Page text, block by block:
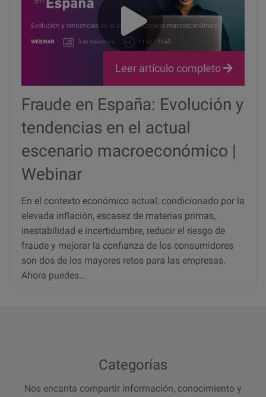
Leer artículo completo
Fraude en España: Evolución y
tendencias en el actual
escenario macroeconómico |
Webinar
En el contexto económico actual, condicionado por la
elevada inflación, escasez de materias primas,
inestabilidad e incertidumbre, reducir el riesgo de
fraude y mejorar la confianza de los consumidores
son dos de los mayores retos para las empresas.
Ahora puedes…
Categorías
Nos encanta compartir información, conocimiento y